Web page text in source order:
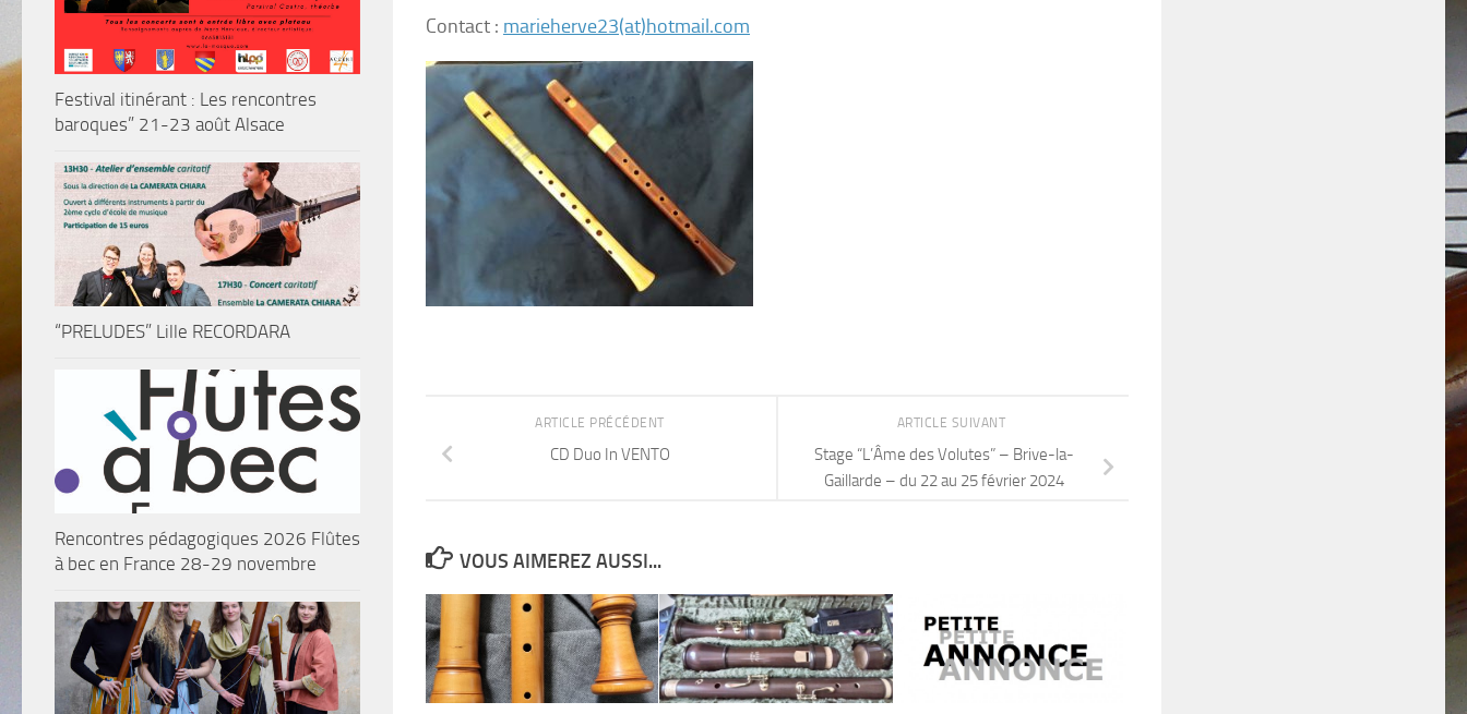
Contact : marieherve23(at)hotmail.com
ARTICLE SUIVANT
Stage “L’Âme des Volutes” – Brive-la-
Gaillarde – du 22 au 25 février 2024
ARTICLE PRÉCÉDENT
CD Duo In VENTO
VOUS AIMEREZ AUSSI...
Festival itinérant : Les rencontres
baroques” 21-23 août Alsace
“PRELUDES” Lille RECORDARA
Rencontres pédagogiques 2026 Flûtes
à bec en France 28-29 novembre